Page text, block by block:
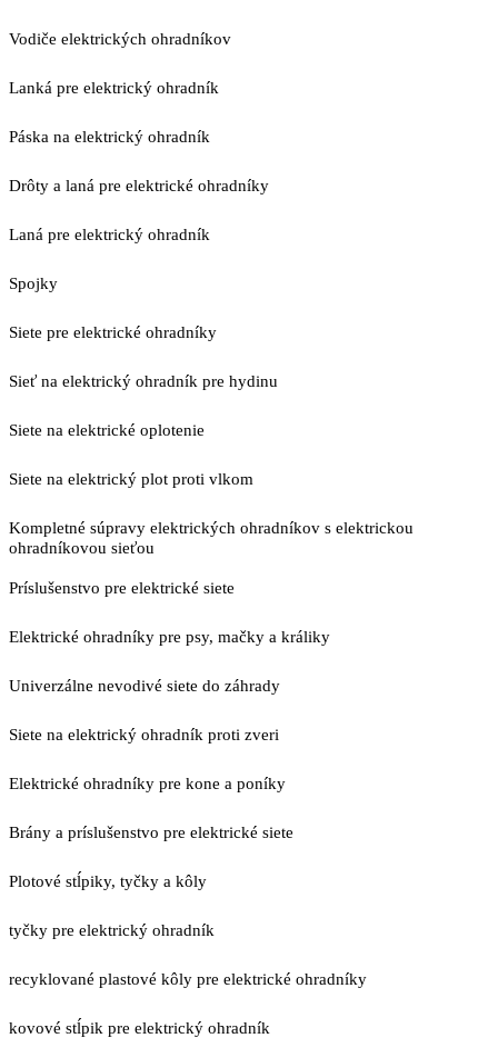
Vodiče elektrických ohradníkov
Lanká pre elektrický ohradník
Páska na elektrický ohradník
Drôty a laná pre elektrické ohradníky
Laná pre elektrický ohradník
Spojky
Siete pre elektrické ohradníky
Sieť na elektrický ohradník pre hydinu
Siete na elektrické oplotenie
Siete na elektrický plot proti vlkom
Kompletné súpravy elektrických ohradníkov s elektrickou
ohradníkovou sieťou
Príslušenstvo pre elektrické siete
Elektrické ohradníky pre psy, mačky a králiky
Univerzálne nevodivé siete do záhrady
Siete na elektrický ohradník proti zveri
Elektrické ohradníky pre kone a poníky
Brány a príslušenstvo pre elektrické siete
Plotové stĺpiky, tyčky a kôly
tyčky pre elektrický ohradník
recyklované plastové kôly pre elektrické ohradníky
kovové stĺpik pre elektrický ohradník